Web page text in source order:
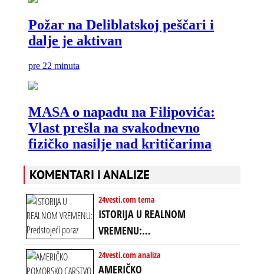
KOMENTARI I ANALIZE
24vesti.com tema
ISTORIJA U REALNOM
VREMENU:
Predstojeći poraz
Amerike u Iranu
24vesti.com analiza
AMERIČKO